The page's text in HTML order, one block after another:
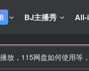
BJ主播秀 All-
放，115网盘如何使用等